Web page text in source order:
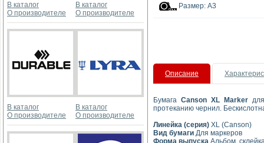
В каталог
О производителе
В каталог
О производителе
В каталог
О производителе
В каталог
О производителе
Размер: А3
Описание
Бумага Canson XL Marker
протеканию чернил.
Линейка (серия) XL (Canson)
Вид бумаги Для маркеров